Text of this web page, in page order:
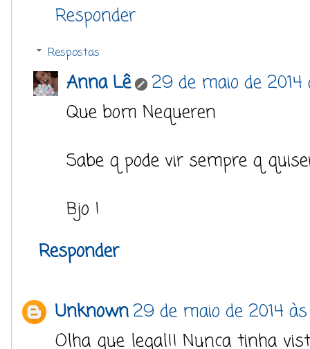
Responder
Respostas
Anna Lê
29 de maio de 2014
Que bom Nequeren
Sabe q pode vir sempre q
Bjo !
Responder
Unknown29 de maio de 2014
Olha que legal!! Nunca tinha